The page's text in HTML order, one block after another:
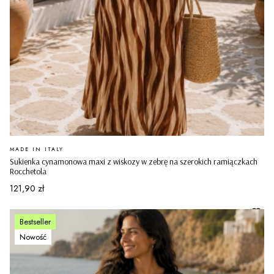
Sukienka cynamonowa maxi z wiskozy w zebrę na szerokich ramiączkach
Rocchetola
PRODUCENT
MADE IN ITALY
Cena
121,90 zł
Bestseller
Nowość